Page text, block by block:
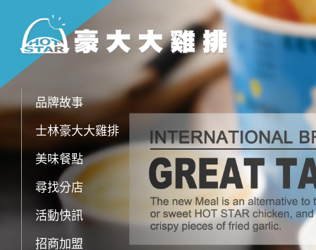
品牌故事
士林豪大大雞排
美味餐點
尋找分店
活動快訊
招商加盟